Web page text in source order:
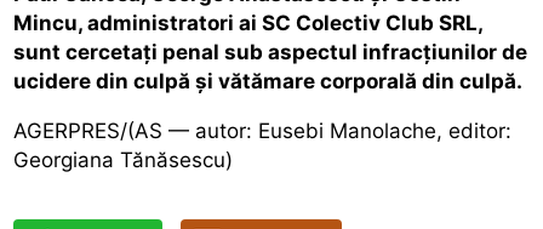
Mincu, administratori ai SC Colectiv Club SRL,
sunt cercetați penal sub aspectul infracțiunilor de
ucidere din culpă și vătămare corporală din culpă.
AGERPRES/(AS — autor: Eusebi Manolache, editor:
Georgiana Tănăsescu)